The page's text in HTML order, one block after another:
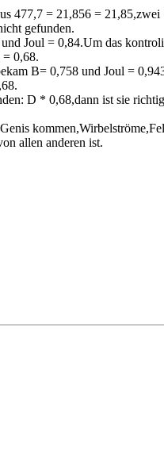
477,7 = 21,856 = 21,85,zwei
gefunden.
Joul = 0,84.Um das
0,68.
B= 0,758 und Joul =
D * 0,68,dann ist sie
allen anderen ist.